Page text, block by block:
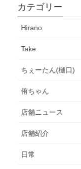
カテゴリー
Hirano
Take
ちぇーたん(樋口)
侑ちゃん
店舗ニュース
店舗紹介
日常